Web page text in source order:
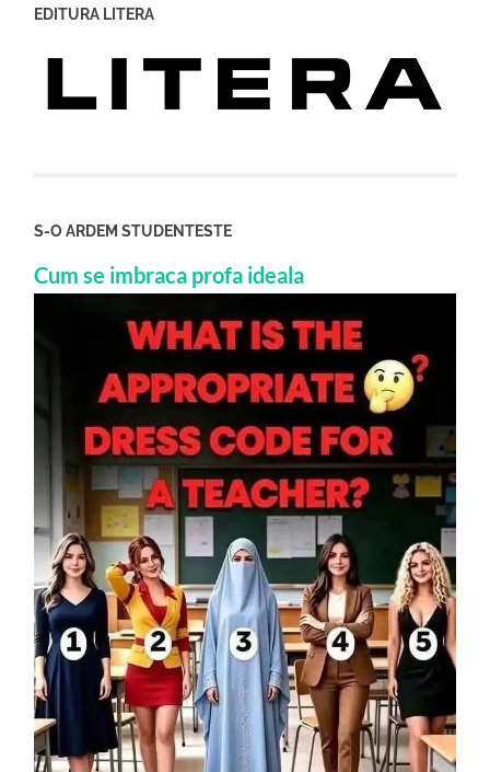
EDITURA LITERA
S-O ARDEM STUDENTESTE
Cum se imbraca profa ideala